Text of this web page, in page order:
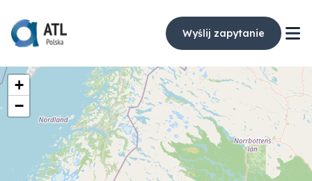
Wyślij zapytanie
+
−